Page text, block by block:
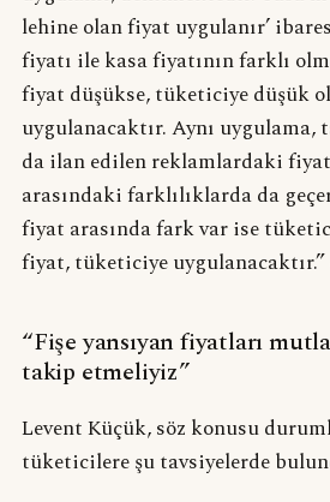
lehine olan fiyat uygulanır’
fiyatı ile kasa fiyatının farklı
fiyat düşükse, tüketiciye düşük
uygulanacaktır. Aynı uygulama,
da ilan edilen reklamlardaki
arasındaki farklılıklarda da
fiyat arasında fark var ise
fiyat, tüketiciye
“Fişe yansıyan fiyatları
takip etmeliyiz”
Levent Küçük, söz konusu
tüketicilere şu tavsiyelerde